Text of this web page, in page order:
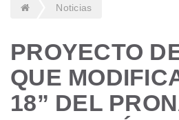
Noticias
PROYECTO
QUE
18” DEL